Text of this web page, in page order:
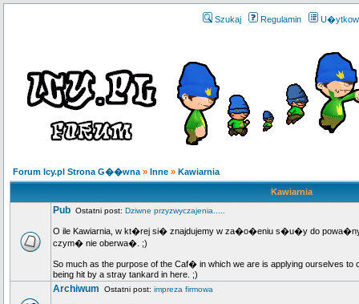
Szukaj Regulamin
Forum Icy.pl Strona G��wna » Inne » Kawiarnia
Kawiarnia
Pub Ostatni post: Dziwne przyzwyczajenia.....
O ile Kawiarnia, w kt�rej si� znajdujemy w za�o�eniu s�u�y do
czym� nie oberwa�. ;)
So much as the purpose of the Caf� in which we are is applying ourselves to
being hit by a stray tankard in here. ;)
Archiwum Ostatni post: impreza firmowa